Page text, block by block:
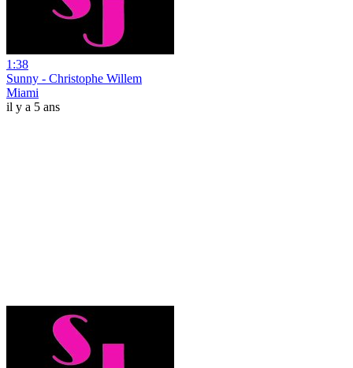
1:38
Sunny - Christophe Willem
Miami
il y a 5 ans